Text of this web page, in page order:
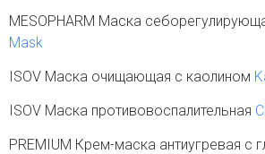
MESOPHARM Маска
Mask
ISOV Маска очищающая с каолином
ISOV Маска противовоспалительная
PREMIUM Крем-маска антиугревая с